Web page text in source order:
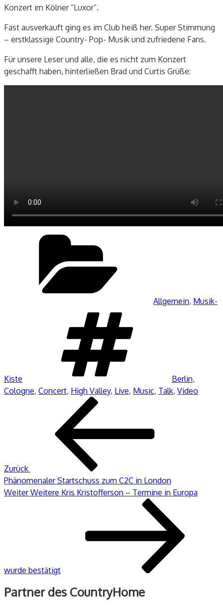
Konzert im Kölner “Luxor”.
Fast ausverkauft ging es im Club heiß her. Super Stimmung
– erstklassige Country- Pop- Musik und zufriedene Fans.
Für unsere Leser und alle, die es nicht zum Konzert
geschafft haben, hinterließen Brad und Curtis Grüße:
Allgemein, Musik-
Kiste Berlin,
Cologne, Concert, High Valley, Live, Music, Talk, Video
Beitragsnavigation
Zurück
Phänomenaler Startschuss zum C2C in London
Nächster
Weiter Weitere Kris Kristofferson – Termine in Europa
wurde bestätigt
Partner des CountryHome